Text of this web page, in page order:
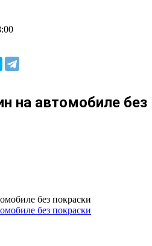
на автомобиле без
без покраски